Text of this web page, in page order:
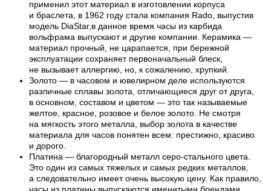
применил этот материал в изготовлении корпуса
и браслета, в 1962 году стала компания Rado, выпустив
модель DiaStar,в данное время часы из карбида
вольфрама выпускают и другие компании. Керамика —
материал прочный, не царапается, при бережной
эксплуатации сохраняет первоначальный блеск,
не вызывает аллергию, но, к сожалению, хрупкий.
Золото — в часовом и ювелирном деле используются
различные сплавы золота, отличающиеся друг от друга,
в основном, составом и цветом — это так называемые
желтое, красное, розовое и белое золото. Не смотря
на мягкость этого металла, выбор золота в качестве
материала для часов понятен всем: престижно, красиво
и дорого.
Платина — благородный металл серо-стального цвета.
Это один из самых тяжелых и самых редких металлов,
а следовательно имеет очень высокую цену. Как правило,